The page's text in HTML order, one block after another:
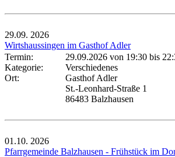
29.09. 2026
Wirtshaussingen im Gasthof Adler
Termin:
29.09.2026 von 19:30 bis
Kategorie:
Verschiedenes
Ort:
Gasthof Adler
St.-Leonhard-Straße 1
86483 Balzhausen
01.10. 2026
Pfarrgemeinde Balzhausen - Frühstück im